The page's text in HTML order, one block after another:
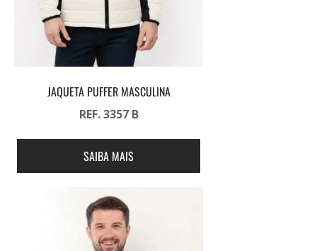
JAQUETA PUFFER MASCULINA
REF. 3357 B
SAIBA MAIS